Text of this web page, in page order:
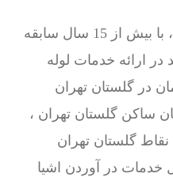
گروه فنی آذین گستر آچاگ ، با بیش از 15 سال سابقه
ارائه خدمات لوله
در گلستان تهران
ساکن گلستان تهران ،
گلستان تهران
خدمات در آوردن اشیا